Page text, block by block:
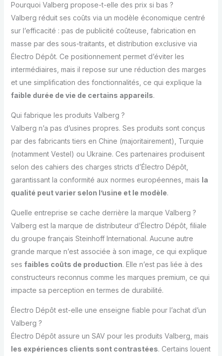
Pourquoi Valberg propose-t-elle des prix si bas ?
Valberg réduit ses coûts via un modèle économique centré
sur l’efficacité : pas de publicité coûteuse, fabrication en
masse par des sous-traitants, et distribution exclusive via
Électro Dépôt. Ce positionnement permet d’éviter les
intermédiaires, mais il repose sur une réduction des marges
et une simplification des fonctionnalités, ce qui explique la
faible durée de vie de certains appareils.
Qui fabrique les produits Valberg ?
Valberg n’a pas d’usines propres. Ses produits sont conçus
par des fabricants tiers en Chine (majoritairement), Turquie
(notamment Vestel) ou Ukraine. Ces partenaires produisent
selon des cahiers des charges stricts d’Électro Dépôt,
garantissant la conformité aux normes européennes, mais la
qualité peut varier selon l’usine et le modèle.
Quelle entreprise se cache derrière la marque Valberg ?
Valberg est la marque de distributeur d’Électro Dépôt, filiale
du groupe français Steinhoff International. Aucune autre
grande marque n’est associée à son image, ce qui explique
ses faibles coûts de production. Elle n’est pas liée à des
constructeurs reconnus comme les marques premium, ce qui
impacte sa perception en termes de durabilité.
Électro Dépôt est-elle une enseigne fiable pour l’achat d’un
Valberg ?
Électro Dépôt assure un SAV pour les produits Valberg, mais
les expériences clients sont contrastées. Certains louent